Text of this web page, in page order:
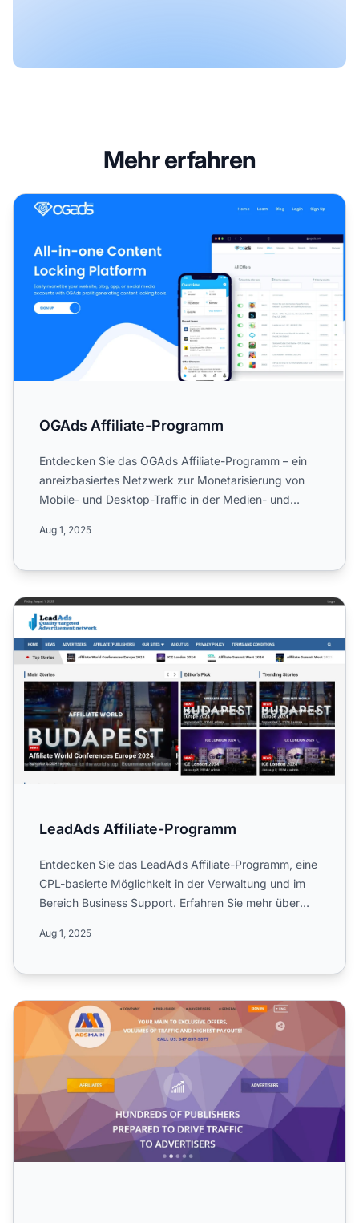
Mehr erfahren
OGAds Affiliate-Programm
OGAds Affiliate-Programm
Entdecken Sie das OGAds Affiliate-Programm – ein
anreizbasiertes Netzwerk zur Monetarisierung von
Mobile- und Desktop-Traffic in der Medien- und
Aug 1, 2025
LeadAds Affiliate-Programm
LeadAds Affiliate-Programm
Entdecken Sie das LeadAds Affiliate-Programm, eine
CPL-basierte Möglichkeit in der Verwaltung und im
Bereich Business Support. Erfahren Sie mehr über
Aug 1, 2025
AdsMain Affiliate-Programm